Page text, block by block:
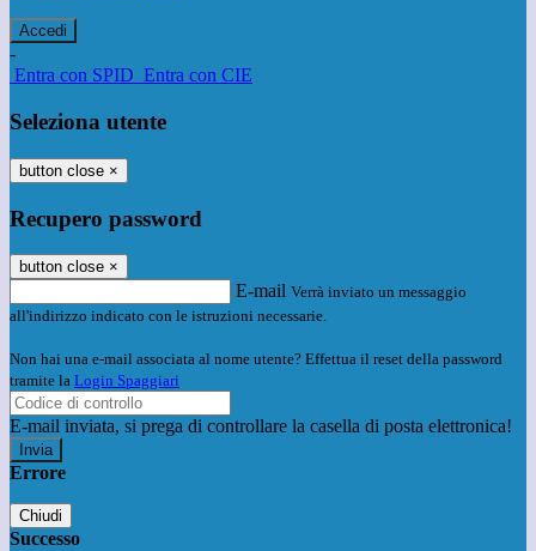
-
Entra con SPID Entra con CIE
Seleziona utente
button close ×
Recupero password
button close ×
E-mail Verrà inviato un messaggio
all'indirizzo indicato con le istruzioni necessarie.
Non hai una e-mail associata al nome utente? Effettua il reset della password
tramite la Login Spaggiari
E-mail inviata, si prega di controllare la casella di posta elettronica!
Errore
Chiudi
Successo